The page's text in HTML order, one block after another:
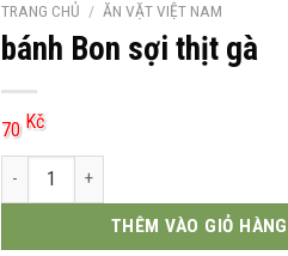
TRANG CHỦ / ĂN VẶT VIỆT NAM
bánh Bon sợi thịt gà
70 Kč
bánh Bon sợi thịt gà số lượng
THÊM VÀO GIỎ HÀNG